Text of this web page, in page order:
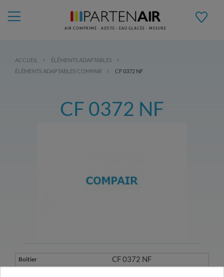
AIR COMPRIMÉ - AZOTE - EAU GLACÉE - MESURE
ACCUEIL
ÉLÉMENTS ADAPTABLES
ÉLÉMENTS ADAPTABLES COMPAIR
CF 0372 NF
CF 0372 NF
CF 0372 NF